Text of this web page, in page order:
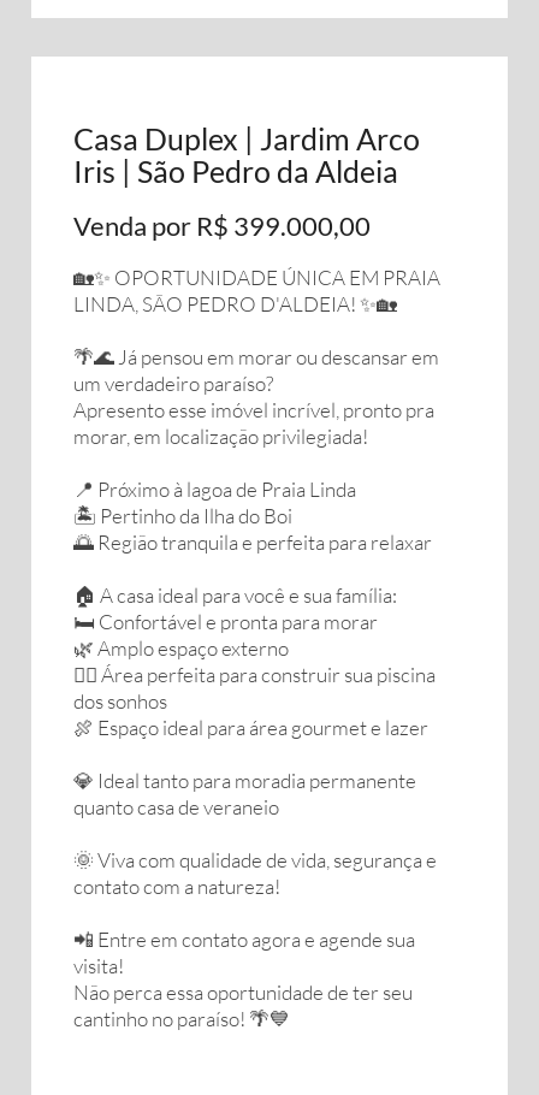
Casa Duplex | Jardim Arco
Iris | São Pedro da Aldeia
Venda por R$ 399.000,00
🏡✨ OPORTUNIDADE ÚNICA EM PRAIA
LINDA, SÃO PEDRO D'ALDEIA! ✨🏡
🌴🌊 Já pensou em morar ou descansar em
um verdadeiro paraíso?
Apresento esse imóvel incrível, pronto pra
morar, em localização privilegiada!
📍 Próximo à lagoa de Praia Linda
🏝️ Pertinho da Ilha do Boi
🌅 Região tranquila e perfeita para relaxar
🏠 A casa ideal para você e sua família:
🛏️ Confortável e pronta para morar
🌿 Amplo espaço externo
🏊‍♂️ Área perfeita para construir sua piscina
dos sonhos
🍖 Espaço ideal para área gourmet e lazer
💎 Ideal tanto para moradia permanente
quanto casa de veraneio
🌞 Viva com qualidade de vida, segurança e
contato com a natureza!
📲 Entre em contato agora e agende sua
visita!
Não perca essa oportunidade de ter seu
cantinho no paraíso! 🌴💙